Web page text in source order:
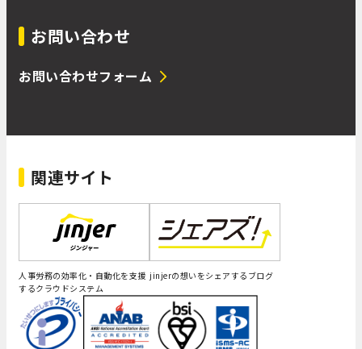
お問い合わせ
お問い合わせフォーム
関連サイト
人事労務の効率化・自動化を支援
するクラウドシステム
jinjerの想いをシェアするブログ